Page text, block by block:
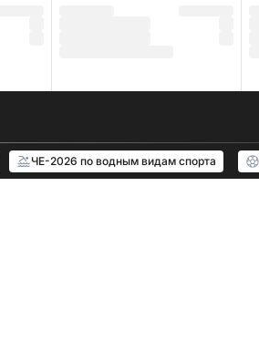
ЧЕ-2026 по водным видам спорта